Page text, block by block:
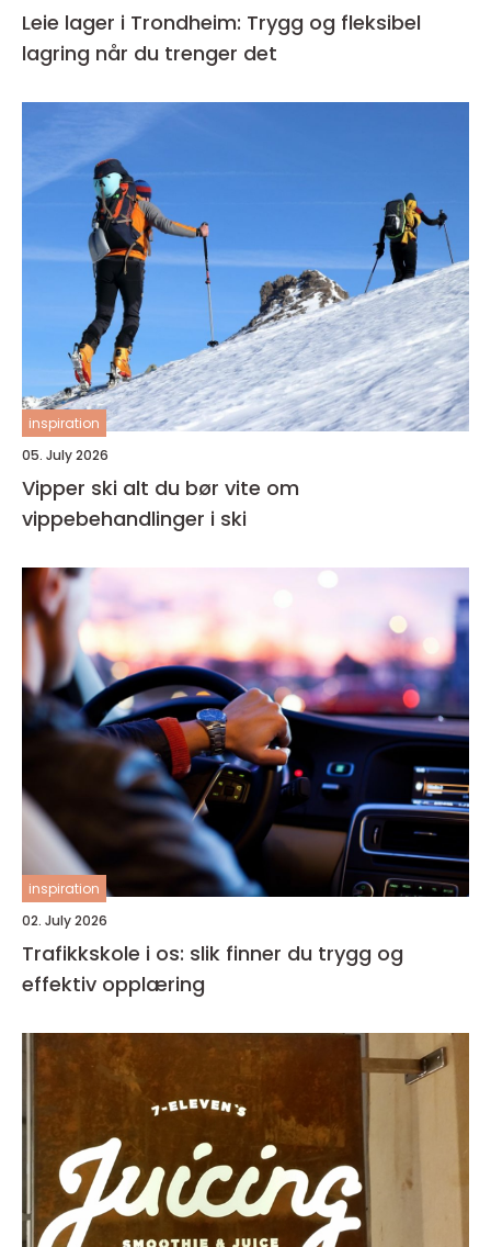
Leie lager i Trondheim: Trygg og fleksibel
lagring når du trenger det
inspiration
05. July 2026
Vipper ski alt du bør vite om
vippebehandlinger i ski
inspiration
02. July 2026
Trafikkskole i os: slik finner du trygg og
effektiv opplæring